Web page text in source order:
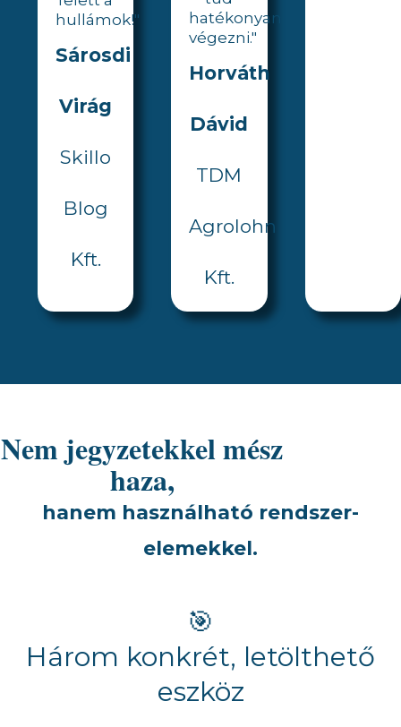
hullámok!"
Sárosdi
Virág
Skillo
Blog
Kft.
hatékonyan
végezni."
Horváth
Dávid
TDM
Agrolohn
Kft.
Nem jegyzetekkel mész
haza,
hanem használható rendszer-
elemekkel.
🎯
Három konkrét, letölthető
eszköz